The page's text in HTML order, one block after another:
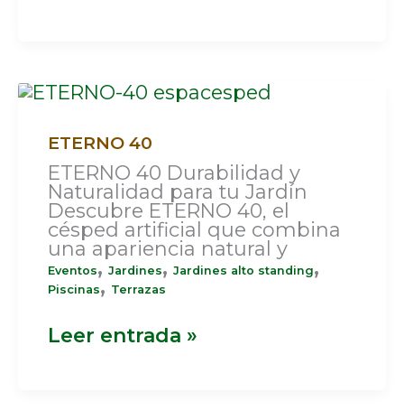
ETERNO 40
ETERNO 40 Durabilidad y
Naturalidad para tu Jardín
Descubre ETERNO 40, el
césped artificial que combina
una apariencia natural y
Eventos, Jardines, Jardines alto standing,
Piscinas, Terrazas
ETERNO
Leer entrada »